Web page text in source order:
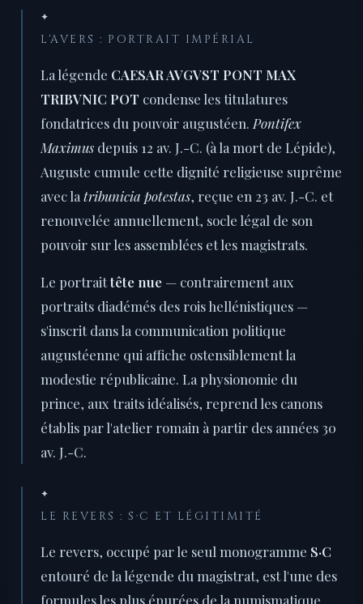
✦
L'AVERS : PORTRAIT IMPÉRIAL
La légende CAESAR AVGVST PONT MAX
TRIBVNIC POT condense les titulatures
fondatrices du pouvoir augustéen. Pontifex
Maximus depuis 12 av. J.-C. (à la mort de Lépide),
Auguste cumule cette dignité religieuse suprême
avec la tribunicia potestas, reçue en 23 av. J.-C. et
renouvelée annuellement, socle légal de son
pouvoir sur les assemblées et les magistrats.
Le portraittête nue — contrairement aux
portraits diadémés des rois hellénistiques —
s'inscrit dans la communication politique
augustéenne qui affiche ostensiblement la
modestie républicaine. La physionomie du
prince, aux traits idéalisés, reprend les canons
établis par l'atelier romain à partir des années 30
av. J.-C.
✦
LE REVERS : S·C ET LÉGITIMITÉ
Le revers, occupé par le seul monogramme S·C
entouré de la légende du magistrat, est l'une des
formules les plus épurées de la numismatique